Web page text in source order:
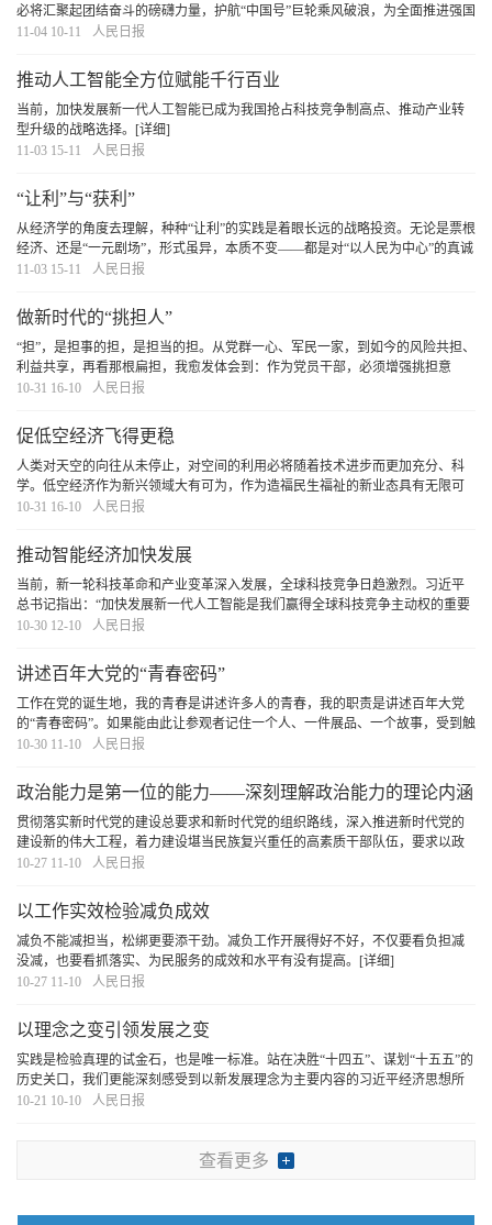
必将汇聚起团结奋斗的磅礴力量，护航“中国号”巨轮乘风破浪，为全面推进强国
建设、民族复兴伟业再创新的荣光！
11-04 10-11 人民日报
推动人工智能全方位赋能千行百业
当前，加快发展新一代人工智能已成为我国抢占科技竞争制高点、推动产业转
型升级的战略选择。 [详细]
11-03 15-11
人民日报
“让利”与“获利”
从经济学的角度去理解，种种“让利”的实践是着眼长远的战略投资。无论是票根
经济、还是“一元剧场”，形式虽异，本质不变——都是对“以人民为中心”的真诚
表达。期待更多诚心之举涌现，为人们带来欣喜、为市场带来活力、为发展带
11-03 15-11 人民日报
做新时代的“挑担人”
“担”，是担事的担，是担当的担。从党群一心、军民一家，到如今的风险共担、
利益共享，再看那根扁担，我愈发体会到：作为党员干部，必须增强挑担意
识、提高挑担本领、争做挑担能手。自己这一程挑得稳一点、远一点，就能为
10-31 16-10 人民日报
促低空经济飞得更稳
人类对天空的向往从未停止，对空间的利用必将随着技术进步而更加充分、科
学。低空经济作为新兴领域大有可为，作为造福民生福祉的新业态具有无限可
能。稳步推进改革，大胆试大胆闯，统筹好发展与安全，低空经济终将迎来“腾
10-31 16-10 人民日报
推动智能经济加快发展
当前，新一轮科技革命和产业变革深入发展，全球科技竞争日趋激烈。习近平
总书记指出：“加快发展新一代人工智能是我们赢得全球科技竞争主动权的重要
战略抓手，是推动我国科技跨越发展、产业优化升级、生产力整体跃升的重要
10-30 12-10 人民日报
讲述百年大党的“青春密码”
工作在党的诞生地，我的青春是讲述许多人的青春，我的职责是讲述百年大党
的“青春密码”。如果能由此让参观者记住一个人、一件展品、一个故事，受到触
动、生出力量，便是最大的意义。
10-30 11-10 人民日报
政治能力是第一位的能力——深刻理解政治能力的理论内涵
与创新贡献
贯彻落实新时代党的建设总要求和新时代党的组织路线，深入推进新时代党的
建设新的伟大工程，着力建设堪当民族复兴重任的高素质干部队伍，要求以政
治建设统领党的建设各项工作，不断提高各级党组织和广大党员干部的政治判
10-27 11-10 人民日报
以工作实效检验减负成效
减负不能减担当，松绑更要添干劲。减负工作开展得好不好，不仅要看负担减
没减，也要看抓落实、为民服务的成效和水平有没有提高。 [详细]
10-27 11-10
人民日报
以理念之变引领发展之变
实践是检验真理的试金石，也是唯一标准。站在决胜“十四五”、谋划“十五五”的
历史关口，我们更能深刻感受到以新发展理念为主要内容的习近平经济思想所
蕴含的真理力量和实践伟力。
10-21 10-10 人民日报
查看更多